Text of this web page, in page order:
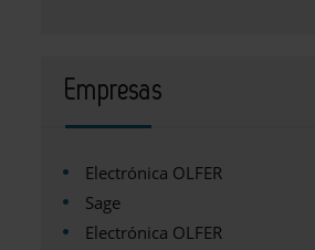
Empresas
Electrónica OLFER
Sage
Electrónica OLFER